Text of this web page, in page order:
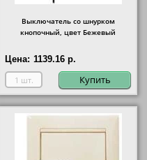
Выключатель со шнурком
кнопочный, цвет Бежевый
Цена: 1139.16 р.
Купить